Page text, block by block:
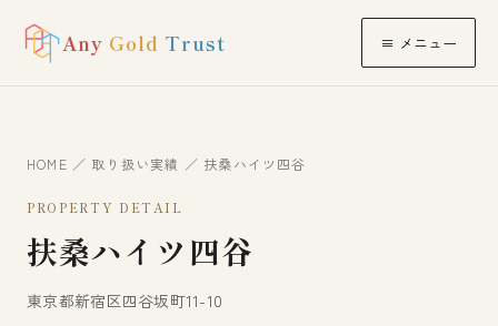
Any Gold Trust ≡ メニュー
HOME ／ 取り扱い実績 ／ 扶桑ハイツ四谷
PROPERTY DETAIL
扶桑ハイツ四谷
東京都新宿区四谷坂町11-10